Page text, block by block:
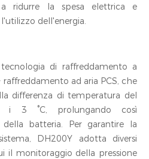
a ridurre la spesa elettrica e
dell'energia.
di raffreddamento a
ad aria PCS, che
differenza di temperatura del
i 3 °C, prolungando così
batteria. Per garantire la
DH200Y adotta diversi
il monitoraggio della pressione